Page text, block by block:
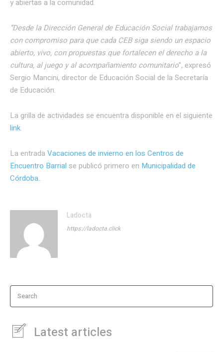
y abiertas a la comunidad.
“Desde la Dirección General de Educación Social trabajamos
con compromiso para que cada CEB siga siendo un espacio
abierto, vivo, con propuestas que fortalecen el derecho a la
cultura, al juego y al acompañamiento comunitario”, expresó
Sergio Mancini, director de Educación Social de la Secretaría
de Educación.
La grilla de actividades se encuentra disponible en el siguiente
link.
La entrada Vacaciones de invierno en los Centros de
Encuentro Barrial se publicó primero en Municipalidad de
Córdoba..
Ladocta
https://ladocta.click
Search
Latest articles